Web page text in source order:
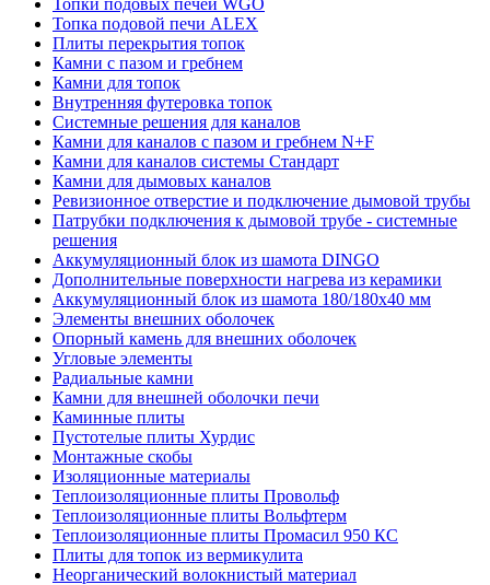
Топка подовой печи ALEX
Плиты перекрытия топок
Камни с пазом и гребнем
Камни для топок
Внутренняя футеровка топок
Системные решения для каналов
Камни для каналов с пазом и гребнем N+F
Камни для каналов системы Стандарт
Камни для дымовых каналов
Ревизионное отверстие и подключение дымовой трубы
Патрубки подключения к дымовой трубе - системные
решения
Аккумуляционный блок из шамота DINGO
Дополнительные поверхности нагрева из керамики
Аккумуляционный блок из шамота 180/180x40 мм
Элементы внешних оболочек
Опорный камень для внешних оболочек
Угловые элементы
Радиальные камни
Камни для внешней оболочки печи
Каминные плиты
Пустотелые плиты Хурдис
Монтажные скобы
Изоляционные материалы
Теплоизоляционные плиты Провольф
Теплоизоляционные плиты Вольфтерм
Теплоизоляционные плиты Промасил 950 КС
Плиты для топок из вермикулита
Неорганический волокнистый материал